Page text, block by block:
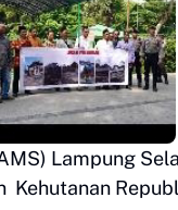
Lampung